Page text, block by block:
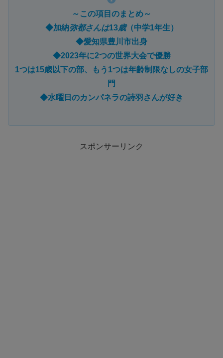
～この項目のまとめ～
◆加納弥都さんは13歳（中学1年生）
◆愛知県豊川市出身
◆2023年に2つの世界大会で優勝
1つは15歳以下の部、もう1つは年齢制限なしの女子部
門
◆水曜日のカンパネラの詩羽さんが好き
スポンサーリンク